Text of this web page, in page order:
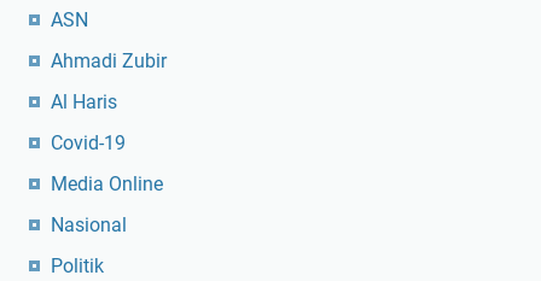
ASN
Ahmadi Zubir
Al Haris
Covid-19
Media Online
Nasional
Politik